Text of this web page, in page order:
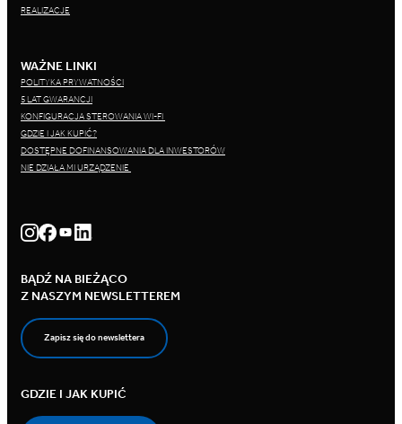
REALIZACJE
WAŻNE LINKI
POLITYKA PRYWATNOŚCI
5 LAT GWARANCJI
KONFIGURACJA STEROWANIA WI-FI
GDZIE I JAK KUPIĆ?
DOSTĘPNE DOFINANSOWANIA DLA INWESTORÓW
NIE DZIAŁA MI URZĄDZENIE
BĄDŹ NA BIEŻĄCO
Z NASZYM NEWSLETTEREM
Zapisz się do newslettera
GDZIE I JAK KUPIĆ